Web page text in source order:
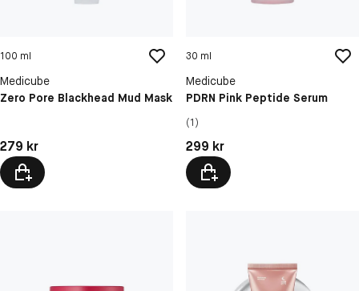
100 ml
Medicube
Zero Pore Blackhead Mud Mask
Pris: 279 kr
279 kr
30 ml
Medicube
PDRN Pink Peptide Serum
(1)
Pris: 299 kr
299 kr